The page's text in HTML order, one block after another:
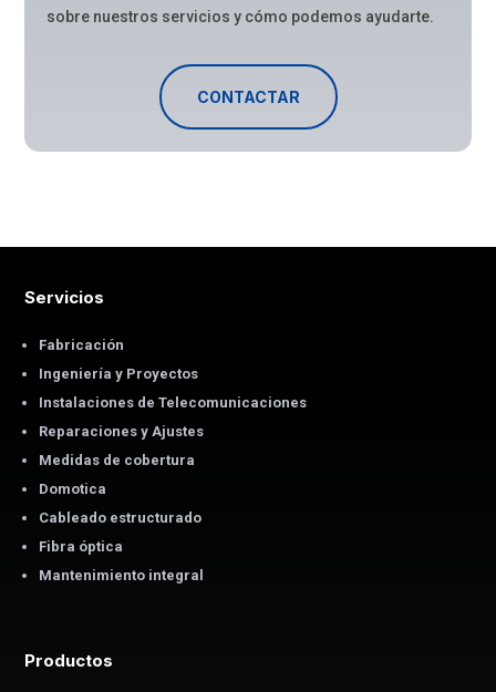
sobre nuestros servicios y cómo podemos ayudarte.
CONTACTAR
Servicios
Fabricación
Ingeniería y Proyectos
Instalaciones de Telecomunicaciones
Reparaciones y Ajustes
Medidas de cobertura
Domotica
Cableado estructurado
Fibra óptica
Mantenimiento integral
Productos